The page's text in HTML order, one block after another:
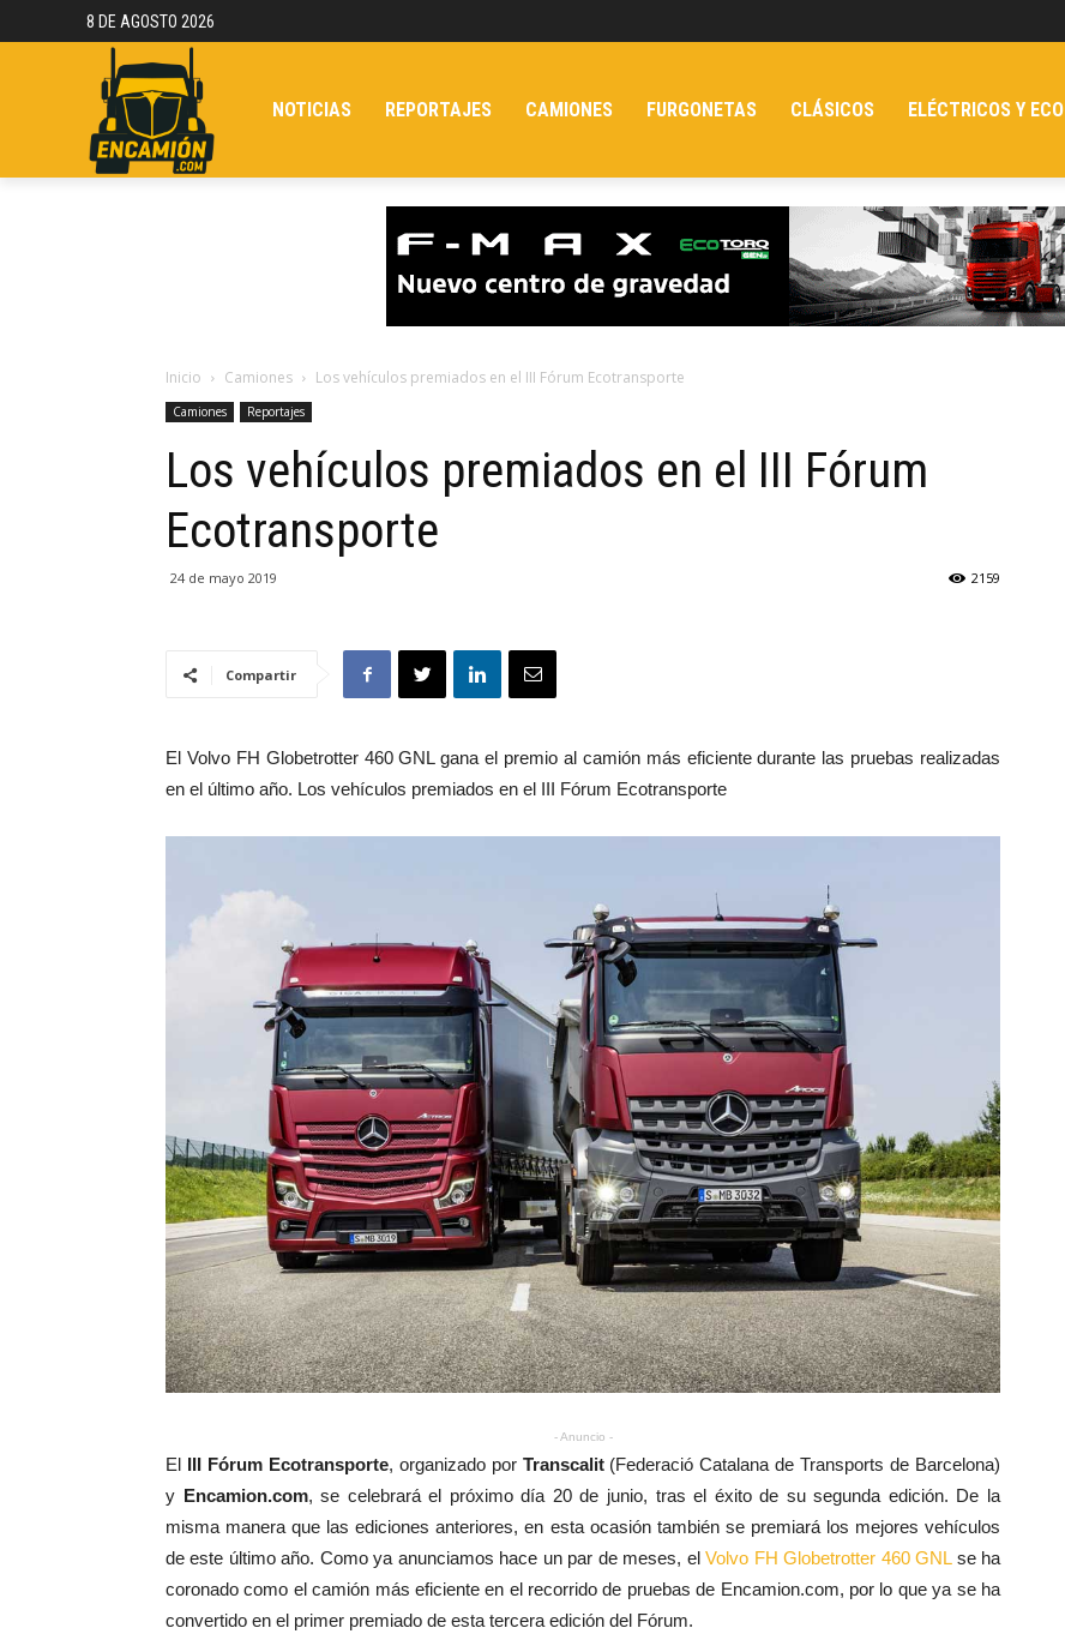
8 DE AGOSTO 2026
NOTICIAS REPORTAJES CAMIONES FURGONETAS CLÁSICOS ELÉCTRICOS Y ECO
Inicio Camiones Los vehículos premiados en el III Fórum Ecotransporte
Camiones Reportajes
Los vehículos premiados en el III Fórum
Ecotransporte
24 de mayo 2019 2159
Compartir
El Volvo FH Globetrotter 460 GNL gana el premio al camión más eficiente durante las pruebas realizadas
en el último año. Los vehículos premiados en el III Fórum Ecotransporte
- Anuncio -
El III Fórum Ecotransporte, organizado por Transcalit(Federació Catalana de Transports de Barcelona)
y Encamion.com, se celebrará el próximo día 20 de junio, tras el éxito de su segunda edición. De la
misma manera que las ediciones anteriores, en esta ocasión también se premiará los mejores vehículos
de este último año. Como ya anunciamos hace un par de meses, elVolvo FH Globetrotter 460 GNLse ha
coronado como el camión más eficiente en el recorrido de pruebas de Encamion.com, por lo que ya se ha
convertido en el primer premiado de esta tercera edición del Fórum.